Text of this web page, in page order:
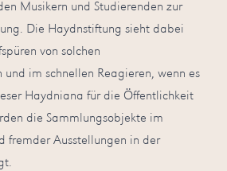
Musikern und Studierenden zur
Die Haydnstiftung sieht dabei
von solchen
und im schnellen Reagieren, wenn es
Haydniana für die Öffentlichkeit
die Sammlungsobjekte im
fremder Ausstellungen in der